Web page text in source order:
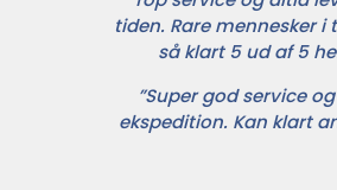
tiden. Rare mennesker i
så klart 5 ud af 5
”Super god service
ekspedition. Kan klart